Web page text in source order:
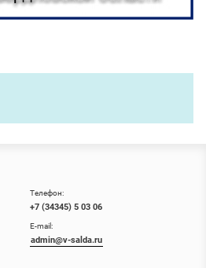
Телефон:
+7 (34345) 5 03 06
E-mail:
admin@v-salda.ru